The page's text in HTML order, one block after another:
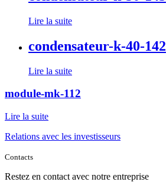
Lire la suite
condensateur-k-40-142
Lire la suite
module-mk-112
Lire la suite
Relations avec les investisseurs
Contacts
Restez en contact avec notre entreprise